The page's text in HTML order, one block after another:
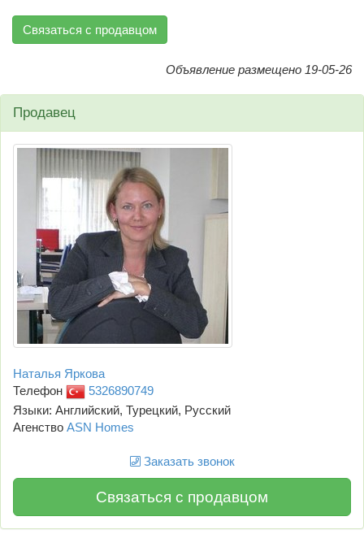
Связаться с продавцом
Объявление размещено 19-05-26
Продавец
Наталья Яркова
Телефон
5326890749
Языки: Английский, Турецкий, Русский
Агенство ASN Homes
Заказать звонок
Связаться с продавцом